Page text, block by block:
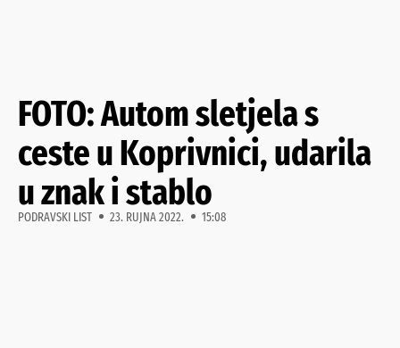
FOTO: Autom sletjela s
ceste u Koprivnici, udarila
u znak i stablo
PODRAVSKI LIST 23. RUJNA 2022. 15:08